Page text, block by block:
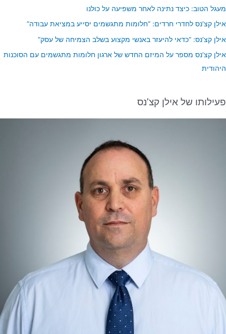
o
r
:
מעגל הטוב: כיצד נתינה לאחר משפיעה על כולנו
אילן קצ’נס לחדרי חרדים: “חלומות מתגשמים יסייע במציאת עבודה”
אילן קצ’נס: “כדאי להיעזר באנשי מקצוע בשלב הצמיחה של עסק”
אילן קצ’נס מספר על המיזם החדש של ארגון חלומות מתגשמים עם הסוכנות
היהודית
פעילותו של אילן קצ’נס